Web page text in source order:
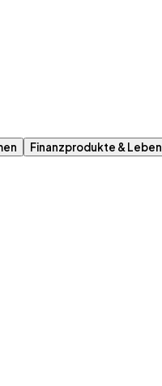
Finanzprodukte & Leben